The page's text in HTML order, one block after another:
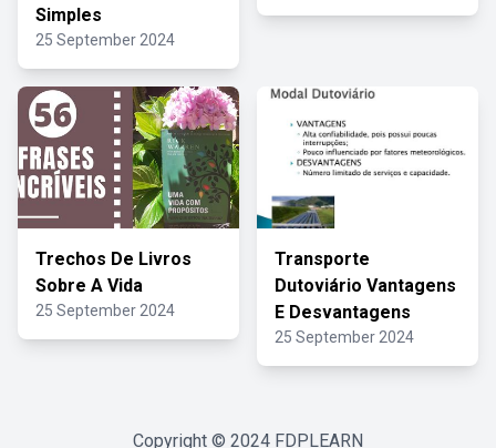
Simples
25 September 2024
Trechos De Livros
Sobre A Vida
25 September 2024
Transporte
Dutoviário Vantagens
E Desvantagens
25 September 2024
Copyright © 2024 FDPLEARN